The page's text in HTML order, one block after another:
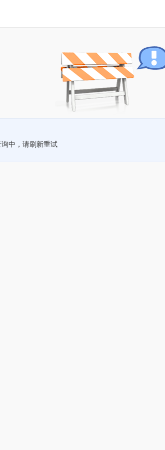
中，请刷新重试